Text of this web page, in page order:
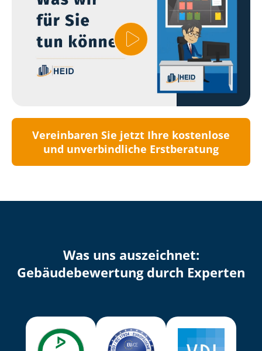
Vereinbaren Sie jetzt Ihre kostenlose
und unverbindliche Erstberatung
Was uns auszeichnet:
Ge­bäu­de­be­wer­tung durch Experten